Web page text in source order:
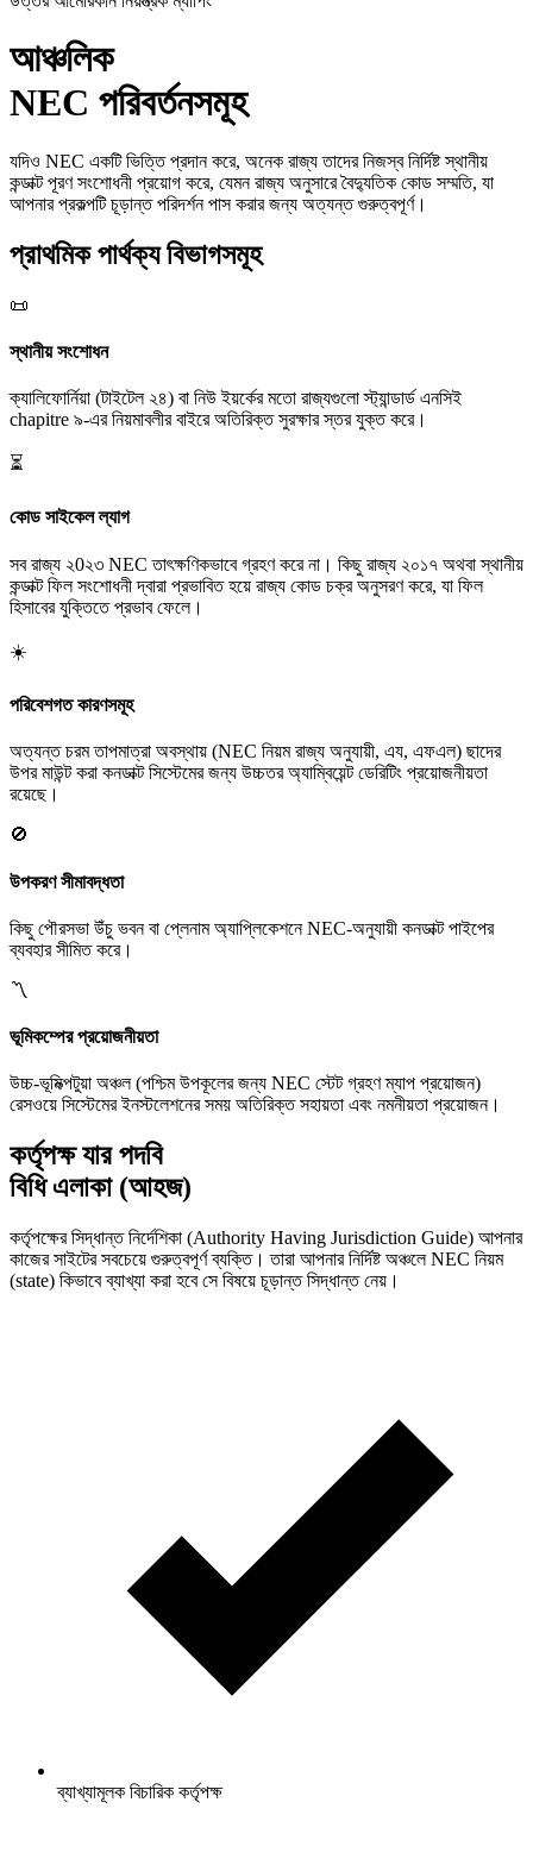
আঞ্চলিক
NEC পরিবর্তনসমূহ
যদিও NEC একটি ভিত্তি প্রদান করে, অনেক রাজ্য তাদের নিজস্ব নির্দিষ্ট স্থানীয়
কন্ডাক্ট পূরণ সংশোধনী প্রয়োগ করে, যেমন রাজ্য অনুসারে বৈদ্যুতিক কোড সম্মতি, যা
আপনার প্রকল্পটি চূড়ান্ত পরিদর্শন পাস করার জন্য অত্যন্ত গুরুত্বপূর্ণ।
প্রাথমিক পার্থক্য বিভাগসমূহ
📜
স্থানীয় সংশোধন
ক্যালিফোর্নিয়া (টাইটেল ২৪) বা নিউ ইয়র্কের মতো রাজ্যগুলো স্ট্যান্ডার্ড এনসিই
chapitre ৯-এর নিয়মাবলীর বাইরে অতিরিক্ত সুরক্ষার স্তর যুক্ত করে।
⏳
কোড সাইকেল ল্যাগ
সব রাজ্য ২0২৩ NEC তাৎক্ষণিকভাবে গ্রহণ করে না। কিছু রাজ্য ২০১৭ অথবা স্থানীয়
কন্ডাক্ট ফিল সংশোধনী দ্বারা প্রভাবিত হয়ে রাজ্য কোড চক্র অনুসরণ করে, যা ফিল
হিসাবের যুক্তিতে প্রভাব ফেলে।
☀️
পরিবেশগত কারণসমূহ
অত্যন্ত চরম তাপমাত্রা অবস্থায় (NEC নিয়ম রাজ্য অনুযায়ী, এয, এফএল) ছাদের
উপর মাউন্ট করা কনডাক্ট সিস্টেমের জন্য উচ্চতর অ্যাম্বিয়েন্ট ডেরিটিং প্রয়োজনীয়তা
রয়েছে।
🚫
উপকরণ সীমাবদ্ধতা
কিছু পৌরসভা উঁচু ভবন বা প্লেনাম অ্যাপ্লিকেশনে NEC-অনুযায়ী কনডাক্ট পাইপের
ব্যবহার সীমিত করে।
〽️
ভূমিকম্পের প্রয়োজনীয়তা
উচ্চ-ভূমিক্পটুয়া অঞ্চল (পশ্চিম উপকূলের জন্য NEC স্টেট গ্রহণ ম্যাপ প্রয়োজন)
রেসওয়ে সিস্টেমের ইনস্টলেশনের সময় অতিরিক্ত সহায়তা এবং নমনীয়তা প্রয়োজন।
কর্তৃপক্ষ যার পদবি
বিধি এলাকা (আহজ)
কর্তৃপক্ষের সিদ্ধান্ত নির্দেশিকা (Authority Having Jurisdiction Guide) আপনার
কাজের সাইটের সবচেয়ে গুরুত্বপূর্ণ ব্যক্তি। তারা আপনার নির্দিষ্ট অঞ্চলে NEC নিয়ম
(state) কিভাবে ব্যাখ্যা করা হবে সে বিষয়ে চূড়ান্ত সিদ্ধান্ত নেয়।
ব্যাখ্যামূলক বিচারিক কর্তৃপক্ষ